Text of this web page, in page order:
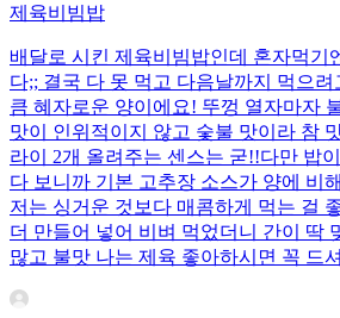
제육비빔밥
배달로 시킨 제육비빔밥인데 혼자먹기
다;; 결국 다 못 먹고 다음날까지 먹으
큼 혜자로운 양이에요! 뚜껑 열자마자
맛이 인위적이지 않고 숯불 맛이라 참
라이 2개 올려주는 센스는 굳!! ​다만 밥
다 보니까 기본 고추장 소스가 양에 비
저는 싱거운 것보다 매콤하게 먹는 걸
더 만들어 넣어 비벼 먹었더니 간이 딱
많고 불맛 나는 제육 좋아하시면 꼭 드